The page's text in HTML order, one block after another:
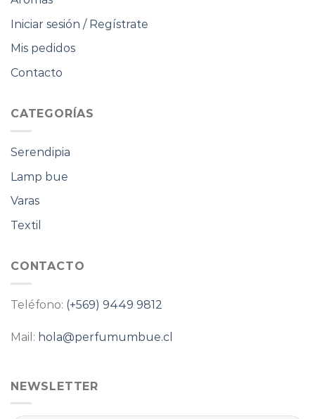
Iniciar sesión / Regístrate
Mis pedidos
Contacto
CATEGORÍAS
Serendipia
Lamp bue
Varas
Textil
CONTACTO
Teléfono: (+569) 9449 9812
Mail: hola@perfumumbue.cl
NEWSLETTER